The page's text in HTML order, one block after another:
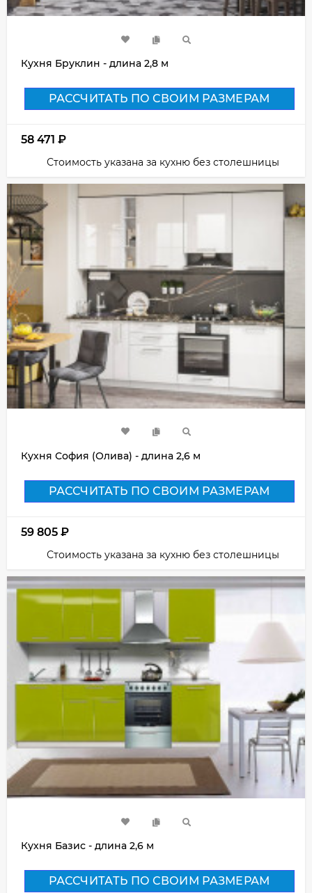
Кухня Бруклин - длина 2,8 м
РАССЧИТАТЬ ПО СВОИМ РАЗМЕРАМ
58 471 ₽
Стоимость указана за кухню без столешницы
Кухня София (Олива) - длина 2,6 м
РАССЧИТАТЬ ПО СВОИМ РАЗМЕРАМ
59 805 ₽
Стоимость указана за кухню без столешницы
Кухня Базис - длина 2,6 м
РАССЧИТАТЬ ПО СВОИМ РАЗМЕРАМ